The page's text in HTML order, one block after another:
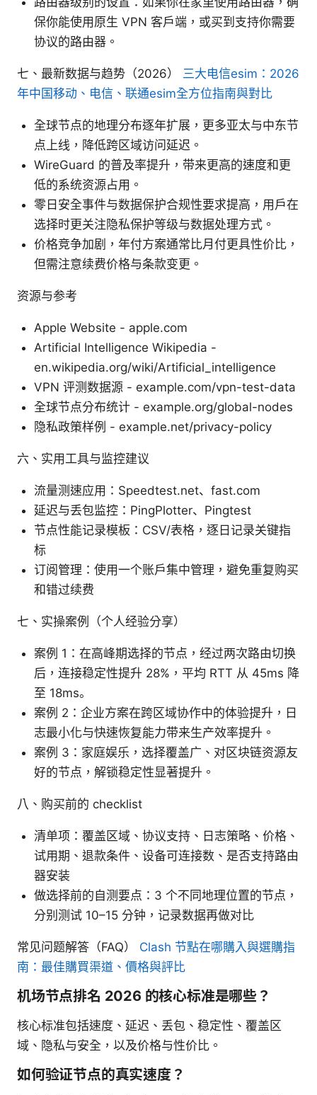
保你能使用原生 VPN 客户端，或买到支持你需要
协议的路由器。
七、最新数据与趋势（2026） 三大电信esim：2026
年中国移动、电信、联通esim全方位指南與對比
全球节点的地理分布逐年扩展，更多亚太与中东节
点上线，降低跨区域访问延迟。
WireGuard 的普及率提升，带来更高的速度和更
低的系统资源占用。
零日安全事件与数据保护合规性要求提高，用户在
选择时更关注隐私保护等级与数据处理方式。
价格竞争加剧，年付方案通常比月付更具性价比，
但需注意续费价格与条款变更。
资源与参考
Apple Website - apple.com
Artificial Intelligence Wikipedia -
en.wikipedia.org/wiki/Artificial_intelligence
VPN 评测数据源 - example.com/vpn-test-data
全球节点分布统计 - example.org/global-nodes
隐私政策样例 - example.net/privacy-policy
六、实用工具与监控建议
流量测速应用：Speedtest.net、fast.com
延迟与丢包监控：PingPlotter、Pingtest
节点性能记录模板：CSV/表格，逐日记录关键指
标
订阅管理：使用一个账户集中管理，避免重复购买
和错过续费
七、实操案例（个人经验分享）
案例 1：在高峰期选择的节点，经过两次路由切换
后，连接稳定性提升 28%，平均 RTT 从 45ms 降
至 18ms。
案例 2：企业方案在跨区域协作中的体验提升，日
志最小化与快速恢复能力带来生产效率提升。
案例 3：家庭娱乐，选择覆盖广、对区块链资源友
好的节点，解锁稳定性显著提升。
八、购买前的 checklist
清单项：覆盖区域、协议支持、日志策略、价格、
试用期、退款条件、设备可连接数、是否支持路由
器安装
做选择前的自测要点：3 个不同地理位置的节点，
分别测试 10–15 分钟，记录数据再做对比
常见问题解答（FAQ） Clash 节點在哪購入與選購指
南：最佳購買渠道、價格與評比
机场节点排名 2026 的核心标准是哪些？
核心标准包括速度、延迟、丢包、稳定性、覆盖区
域、隐私与安全，以及价格与性价比。
如何验证节点的真实速度？